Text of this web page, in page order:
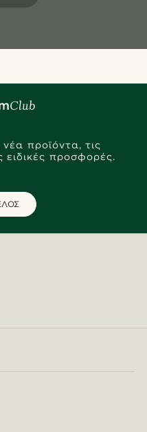
προϊόντα, τις
ειδικές προσφορές.